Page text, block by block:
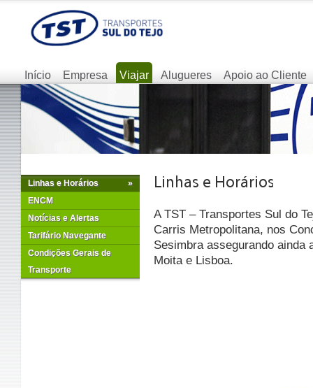
Início Empresa Viajar Alugueres Apoio ao Cliente
»
Linhas e Horários
ENCM
Notícias e Alertas
Tarifário Navegante
Condições Gerais de
Transporte
A TST – Transportes Sul do
Carris Metropolitana, nos
Sesimbra assegurando ainda
Moita e Lisboa.